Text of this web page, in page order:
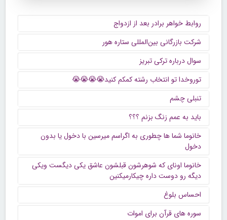
روابط خواهر برادر بعد از ازدواج
شرکت بازرگانی بین‌المللی ستاره هور
سوال درباره ترکی تبریز
توروخدا تو انتخاب رشته کمکم کنید😭😭😭😭
تنبلی چشم
باید به عمم زنگ بزنم ؟؟؟
خانوما شما ها چطوری به اگراسم میرسین با دخول یا بدون
دخول
خانوما اونای که شوهرشون قبلشون عاشق یکی دیگست ویکی
دیگه رو دوست داره چیکارمیکنین
احساس بلوغ
سوره های قرآن برای اموات